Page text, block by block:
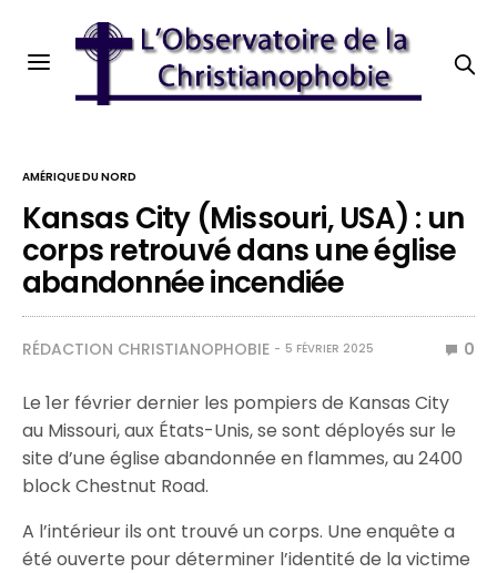
AMÉRIQUE DU NORD
Kansas City (Missouri, USA) : un
corps retrouvé dans une église
abandonnée incendiée
RÉDACTION CHRISTIANOPHOBIE 5 FÉVRIER 2025 0
Le 1er février dernier les pompiers de Kansas City
au Missouri, aux États-Unis, se sont déployés sur le
site d’une église abandonnée en flammes, au 2400
block Chestnut Road.
A l’intérieur ils ont trouvé un corps. Une enquête a
été ouverte pour déterminer l’identité de la victime